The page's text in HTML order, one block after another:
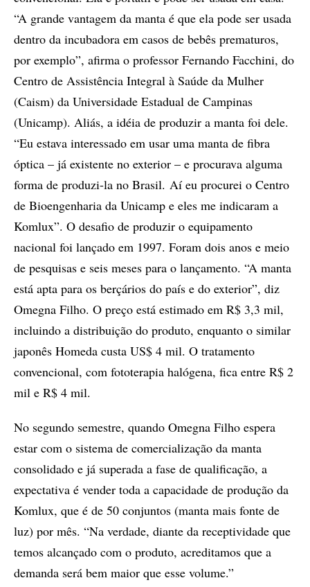
“A grande vantagem da manta é que ela pode ser usada
dentro da incubadora em casos de bebês prematuros,
por exemplo”, afirma o professor Fernando Facchini, do
Centro de Assistência Integral à Saúde da Mulher
(Caism) da Universidade Estadual de Campinas
(Unicamp). Aliás, a idéia de produzir a manta foi dele.
“Eu estava interessado em usar uma manta de fibra
óptica – já existente no exterior – e procurava alguma
forma de produzi-la no Brasil. Aí eu procurei o Centro
de Bioengenharia da Unicamp e eles me indicaram a
Komlux”. O desafio de produzir o equipamento
nacional foi lançado em 1997. Foram dois anos e meio
de pesquisas e seis meses para o lançamento. “A manta
está apta para os berçários do país e do exterior”, diz
Omegna Filho. O preço está estimado em R$ 3,3 mil,
incluindo a distribuição do produto, enquanto o similar
japonês Homeda custa US$ 4 mil. O tratamento
convencional, com fototerapia halógena, fica entre R$ 2
mil e R$ 4 mil.
No segundo semestre, quando Omegna Filho espera
estar com o sistema de comercialização da manta
consolidado e já superada a fase de qualificação, a
expectativa é vender toda a capacidade de produção da
Komlux, que é de 50 conjuntos (manta mais fonte de
luz) por mês. “Na verdade, diante da receptividade que
temos alcançado com o produto, acreditamos que a
demanda será bem maior que esse volume.”